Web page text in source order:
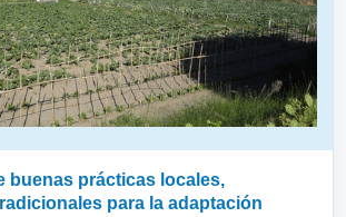
buenas prácticas locales,
para la adaptación